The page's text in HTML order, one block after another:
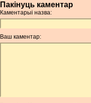
AMD
ANC
ANG
AOA
AUR
Пакінуць каментар
Каментарыі назва:
Ваш каментар: